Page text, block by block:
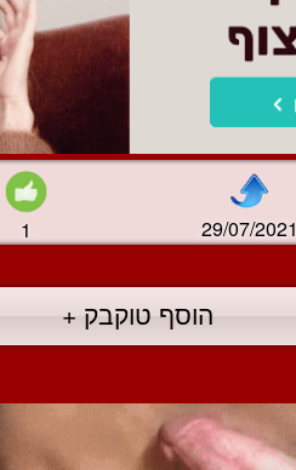
1 29/07/2021
הוסף טוקבק +